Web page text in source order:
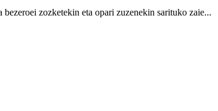
zozketekin eta opari zuzenekin sarituko zaie...